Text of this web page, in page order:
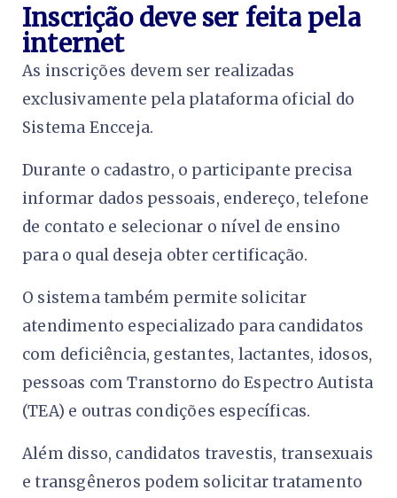
Inscrição deve ser feita pela
internet
As inscrições devem ser realizadas
exclusivamente pela plataforma oficial do
Sistema Encceja.
Durante o cadastro, o participante precisa
informar dados pessoais, endereço, telefone
de contato e selecionar o nível de ensino
para o qual deseja obter certificação.
O sistema também permite solicitar
atendimento especializado para candidatos
com deficiência, gestantes, lactantes, idosos,
pessoas com Transtorno do Espectro Autista
(TEA) e outras condições específicas.
Além disso, candidatos travestis, transexuais
e transgêneros podem solicitar tratamento